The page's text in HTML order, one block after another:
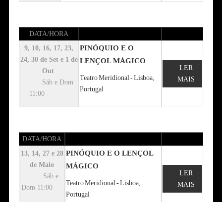
DATA/HORA
9, 10, 16, 17, 23,
24, 30 de Set e 1 de
Out
Sáb e Dom
11:00
PINÓQUIO E O
LENÇOL MÁGICO
Teatro Meridional - Lisboa,
Portugal
LER
MAIS
DATA/HORA
13, 14, 27 e 28
de Maio
Sáb e
Dom 11:00
PINÓQUIO E O LENÇOL
MÁGICO
Teatro Meridional - Lisboa,
Portugal
LER
MAIS